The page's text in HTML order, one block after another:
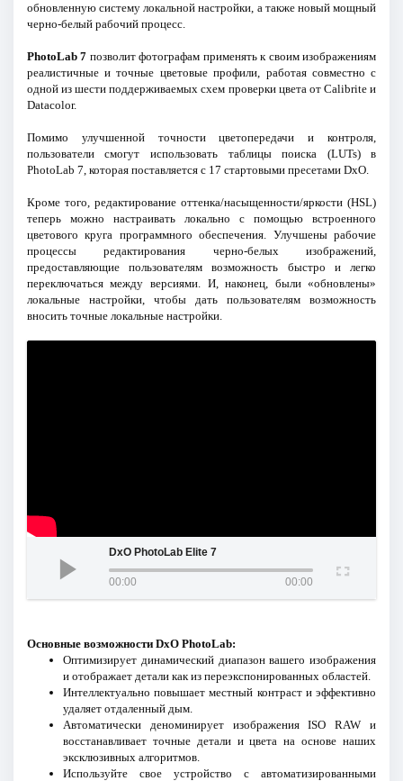
обновленную систему локальной настройки, а также новый мощный
черно-белый рабочий процесс.
PhotoLab 7 позволит фотографам применять к своим изображениям
реалистичные и точные цветовые профили, работая совместно с
одной из шести поддерживаемых схем проверки цвета от Calibrite и
Datacolor.
Помимо улучшенной точности цветопередачи и контроля,
пользователи смогут использовать таблицы поиска (LUTs) в
PhotoLab 7, которая поставляется с 17 стартовыми пресетами DxO.
Кроме того, редактирование оттенка/насыщенности/яркости (HSL)
теперь можно настраивать локально с помощью встроенного
цветового круга программного обеспечения. Улучшены рабочие
процессы редактирования черно-белых изображений,
предоставляющие пользователям возможность быстро и легко
переключаться между версиями. И, наконец, были «обновлены»
локальные настройки, чтобы дать пользователям возможность
вносить точные локальные настройки.
DxO PhotoLab Elite 7
00:00 00:00
Основные возможности DxO PhotoLab:
Оптимизирует динамический диапазон вашего изображения
и отображает детали как из переэкспонированных областей.
Интеллектуально повышает местный контраст и эффективно
удаляет отдаленный дым.
Автоматически деноминирует изображения ISO RAW и
восстанавливает точные детали и цвета на основе наших
эксклюзивных алгоритмов.
Используйте свое устройство с автоматизированными